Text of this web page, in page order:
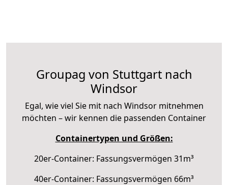
Groupag von Stuttgart nach
Windsor
Egal, wie viel Sie mit nach Windsor mitnehmen
möchten – wir kennen die passenden Container
Containertypen und Größen:
20er-Container: Fassungsvermögen 31m³
40er-Container: Fassungsvermögen 66m³